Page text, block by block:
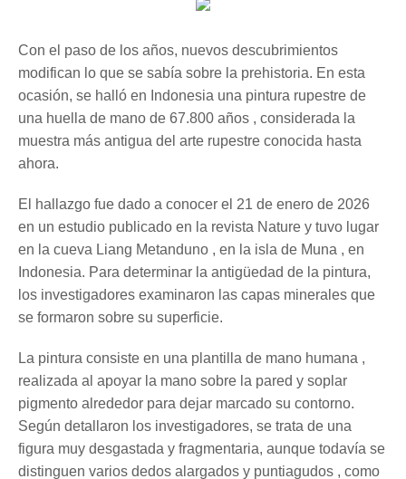
Con el paso de los años, nuevos descubrimientos
modifican lo que se sabía sobre la prehistoria. En esta
ocasión, se halló en Indonesia una pintura rupestre de
una huella de mano de 67.800 años , considerada la
muestra más antigua del arte rupestre conocida hasta
ahora.
El hallazgo fue dado a conocer el 21 de enero de 2026
en un estudio publicado en la revista Nature y tuvo lugar
en la cueva Liang Metanduno , en la isla de Muna , en
Indonesia. Para determinar la antigüedad de la pintura,
los investigadores examinaron las capas minerales que
se formaron sobre su superficie.
La pintura consiste en una plantilla de mano humana ,
realizada al apoyar la mano sobre la pared y soplar
pigmento alrededor para dejar marcado su contorno.
Según detallaron los investigadores, se trata de una
figura muy desgastada y fragmentaria, aunque todavía se
distinguen varios dedos alargados y puntiagudos , como